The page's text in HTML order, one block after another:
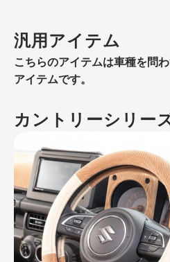
汎用アイテム
こちらのアイテムは車種を問
アイテムです。
カントリーシリー